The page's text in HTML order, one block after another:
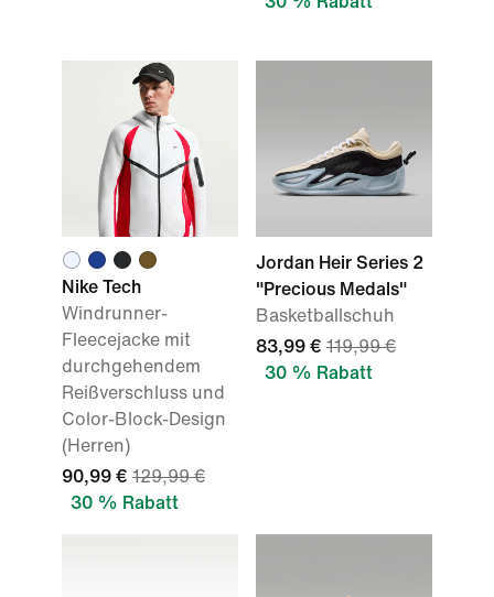
Nike Tech
Windrunner-
Fleecejacke mit
durchgehendem
Reißverschluss und
Color-Block-Design
(Herren)
90,99 € 129,99 €
30 % Rabatt
Jordan Heir Series 2
"Precious Medals"
Basketballschuh
83,99 € 119,99 €
30 % Rabatt